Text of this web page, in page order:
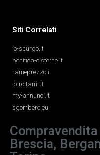
Siti Correlati
io-spurgo.it
bonifica-cisterne.it
rameprezzo.it
io-rottami.it
my-annunci.it
sgombero.eu
Brescia,